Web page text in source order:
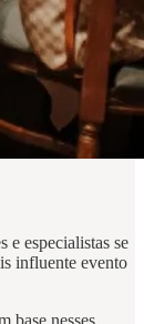
e especialistas se
influente evento
base nesses